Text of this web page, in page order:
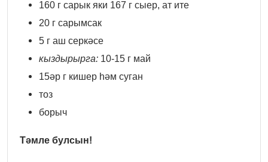
160 г сарык яки 167 г сыер, ат ите
20 г сарымсак
5 г аш серкәсе
кыздырырга: 10-15 г май
15әр г кишер һәм суган
тоз
борыч
Тәмле булсын!